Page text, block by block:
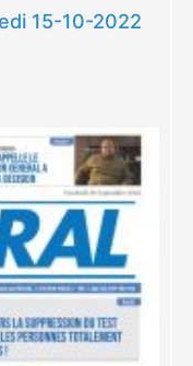
15-10-2022